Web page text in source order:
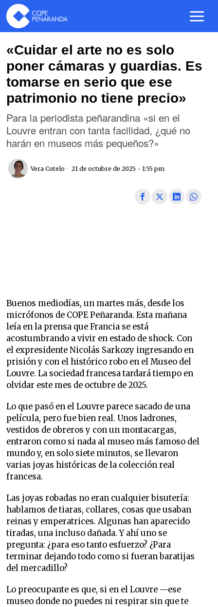
«Cuidar el arte no es solo
poner cámaras y guardias. Es
tomarse en serio que ese
patrimonio no tiene precio»
Para la periodista peñarandina «si en el
Louvre entran con tanta facilidad, ¿qué no
harán en museos más pequeños?»
Vera Cotelo 21 de octubre de 2025 - 1:55 pm
Buenos mediodías, un martes más, desde los
micrófonos de COPE Peñaranda. Esta mañana
leía en la prensa que Francia se está
acostumbrando a vivir en estado de shock. Con
el expresidente Nicolás Sarkozy ingresando en
prisión y con el histórico robo en el Museo del
Louvre. La sociedad francesa tardará tiempo en
olvidar este mes de octubre de 2025.
Lo que pasó en el Louvre parece sacado de una
película, pero fue bien real. Unos ladrones,
vestidos de obreros y con un montacargas,
entraron como si nada al museo más famoso del
mundo y, en solo siete minutos, se llevaron
varias joyas históricas de la colección real
francesa.
Las joyas robadas no eran cualquier bisutería:
hablamos de tiaras, collares, cosas que usaban
reinas y emperatrices. Algunas han aparecido
tiradas, una incluso dañada. Y ahí uno se
pregunta: ¿para eso tanto esfuerzo? ¿Para
terminar dejando todo como si fueran baratijas
del mercadillo?
Lo preocupante es que, si en el Louvre —ese
museo donde no puedes ni respirar sin que te